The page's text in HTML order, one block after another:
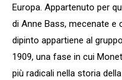
Europa. Appartenuto per
di Anne Bass, mecenate e
dipinto appartiene al
1909, una fase in cui
più radicali nella storia